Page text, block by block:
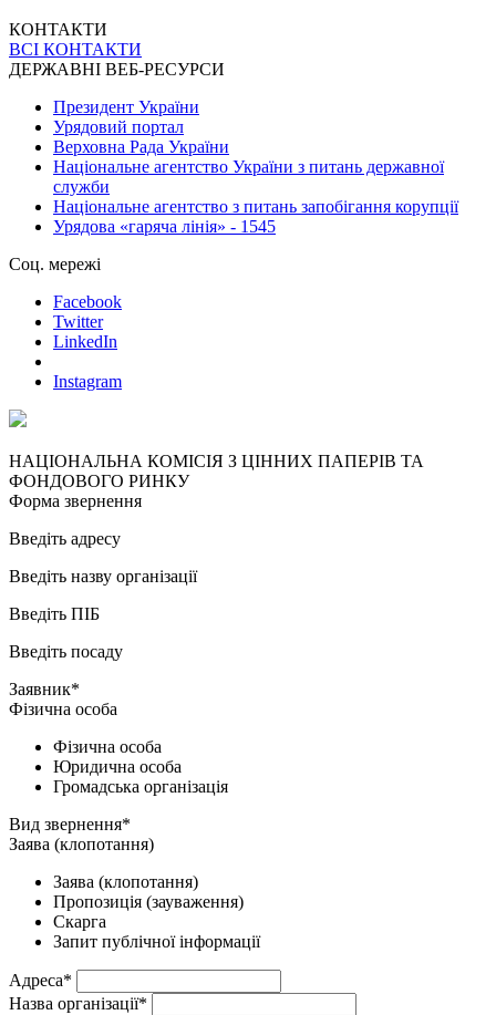
КОНТАКТИ
ВСІ КОНТАКТИ
ДЕРЖАВНІ ВЕБ-РЕСУРСИ
Президент України
Урядовий портал
Верховна Рада України
Національне агентство України з питань державної
служби
Національне агентство з питань запобігання корупції
Урядова «гаряча лінія» - 1545
Соц. мережі
Facebook
Twitter
LinkedIn
Instagram
НАЦІОНАЛЬНА КОМІСІЯ З ЦІННИХ ПАПЕРІВ ТА
ФОНДОВОГО РИНКУ
Форма звернення
Введіть адресу
Введіть назву організації
Введіть ПІБ
Введіть посаду
Заявник*
Фізична особа
Фізична особа
Юридична особа
Громадська організація
Вид звернення*
Заява (клопотання)
Заява (клопотання)
Пропозиція (зауваження)
Скарга
Запит публічної інформації
Адреса*
Назва організації*